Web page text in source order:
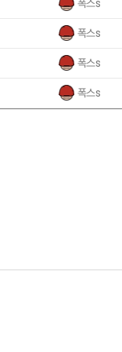
폭스s
폭스s
폭스s
폭스s